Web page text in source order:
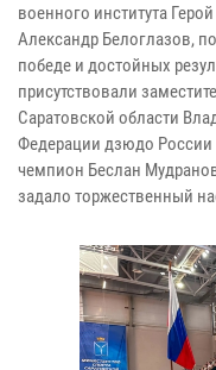
военного института
Александр Белоглазов,
победе и достойных
присутствовали
Саратовской области
Федерации дзюдо
чемпион Беслан
задало торжественный